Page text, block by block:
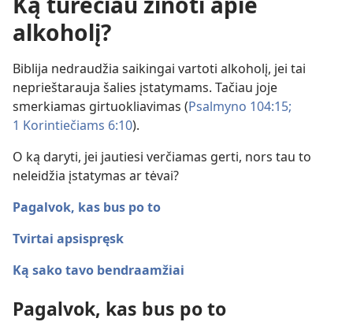
alkoholį?
Biblija nedraudžia saikingai vartoti alkoholį, jei tai
neprieštarauja šalies įstatymams. Tačiau joje
smerkiamas girtuokliavimas (Psalmyno 104:15;
1 Korintiečiams 6:10).
O ką daryti, jei jautiesi verčiamas gerti, nors tau to
neleidžia įstatymas ar tėvai?
Pagalvok, kas bus po to
Tvirtai apsispręsk
Ką sako tavo bendraamžiai
Pagalvok, kas bus po to